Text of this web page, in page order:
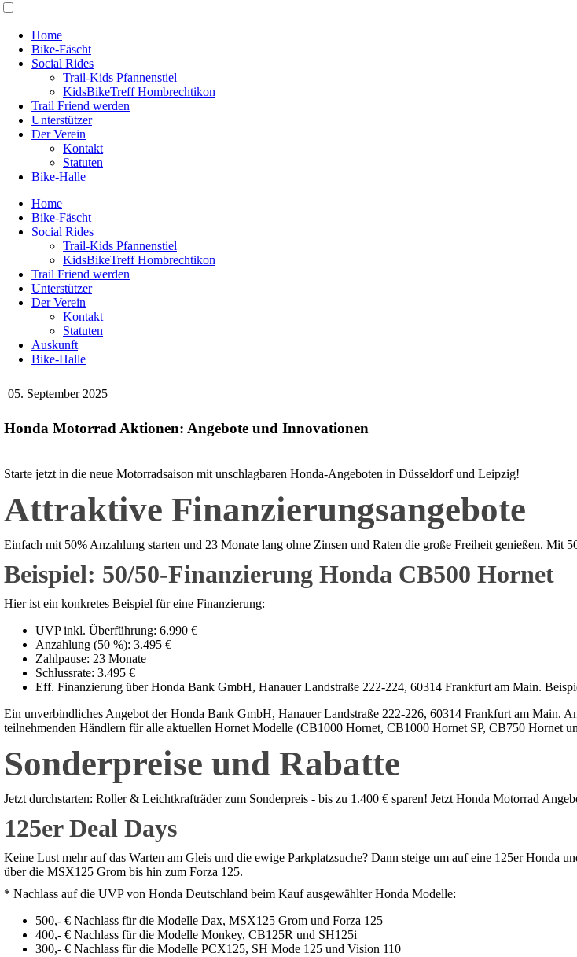
Home
Bike-Fäscht
Social Rides
Trail-Kids Pfannenstiel
KidsBikeTreff Hombrechtikon
Trail Friend werden
Unterstützer
Der Verein
Kontakt
Statuten
Bike-Halle
Home
Bike-Fäscht
Social Rides
Trail-Kids Pfannenstiel
KidsBikeTreff Hombrechtikon
Trail Friend werden
Unterstützer
Der Verein
Kontakt
Statuten
Auskunft
Bike-Halle
05. September 2025
Honda Motorrad Aktionen: Angebote und Innovationen
Starte jetzt in die neue Motorradsaison mit unschlagbaren Honda-Angeboten in Düsseldorf und Leipzig!
Attraktive Finanzierungsangebote
Einfach mit 50% Anzahlung starten und 23 Monate lang ohne Zinsen und Raten die große Freiheit genießen. Mit
Beispiel: 50/50-Finanzierung Honda CB500 Hornet
Hier ist ein konkretes Beispiel für eine Finanzierung:
UVP inkl. Überführung: 6.990 €
Anzahlung (50 %): 3.495 €
Zahlpause: 23 Monate
Schlussrate: 3.495 €
Eff. Finanzierung über Honda Bank GmbH, Hanauer Landstraße 222-224, 60314 Frankfurt am Main.
Ein unverbindliches Angebot der Honda Bank GmbH, Hanauer Landstraße 222-226, 60314 Frankfurt am Main.
teilnehmenden Händlern für alle aktuellen Hornet Modelle (CB1000 Hornet, CB1000 Hornet SP, CB750 Hornet
Sonderpreise und Rabatte
Jetzt durchstarten: Roller & Leichtkrafträder zum Sonderpreis - bis zu 1.400 € sparen! Jetzt Honda Motorrad
125er Deal Days
Keine Lust mehr auf das Warten am Gleis und die ewige Parkplatzsuche? Dann steige um auf eine 125er
über die MSX125 Grom bis hin zum Forza 125.
* Nachlass auf die UVP von Honda Deutschland beim Kauf ausgewählter Honda Modelle:
500,- € Nachlass für die Modelle Dax, MSX125 Grom und Forza 125
400,- € Nachlass für die Modelle Monkey, CB125R und SH125i
300,- € Nachlass für die Modelle PCX125, SH Mode 125 und Vision 110